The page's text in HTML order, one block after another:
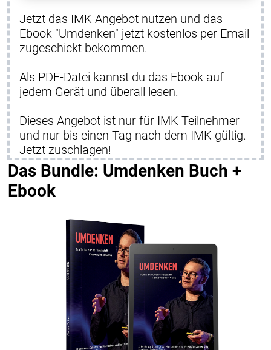
Jetzt das IMK-Angebot nutzen und das
Ebook "Umdenken" jetzt kostenlos per Email
zugeschickt bekommen.
Als PDF-Datei kannst du das Ebook auf
jedem Gerät und überall lesen.
Dieses Angebot ist nur für IMK-Teilnehmer
und nur bis einen Tag nach dem IMK gültig.
Jetzt zuschlagen!
Das Bundle: Umdenken Buch +
Ebook